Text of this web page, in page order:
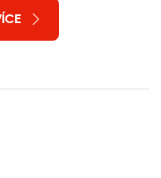
žvýkání.
tento téma